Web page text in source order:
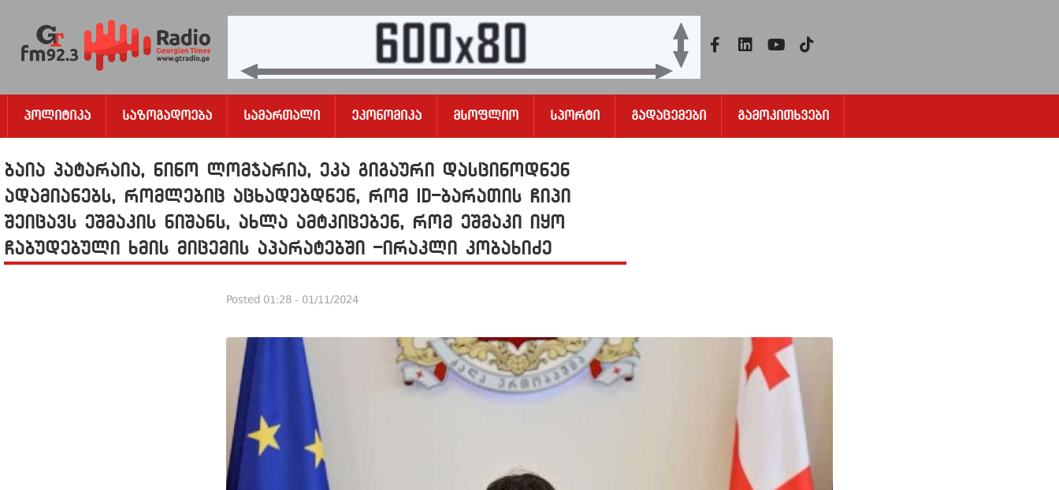
Პოლიტიკა Საზოგადოება Სამართალი Ეკონომიკა Მსოფლიო Სპორტი Გადაცემები Გამოკითხვები
ბაია პატარაია, ნინო ლომჯარია, ეკა გიგაური დასცინოდნენ
ადამიანებს, რომლებიც აცხადებდნენ, რომ ID-ბარათის ჩიპი
შეიცავს ეშმაკის ნიშანს, ახლა ამტკიცებენ, რომ ეშმაკი იყო
ჩაბუდებული ხმის მიცემის აპარატებში -ირაკლი კობახიძე
Posted 01:28 - 01/11/2024